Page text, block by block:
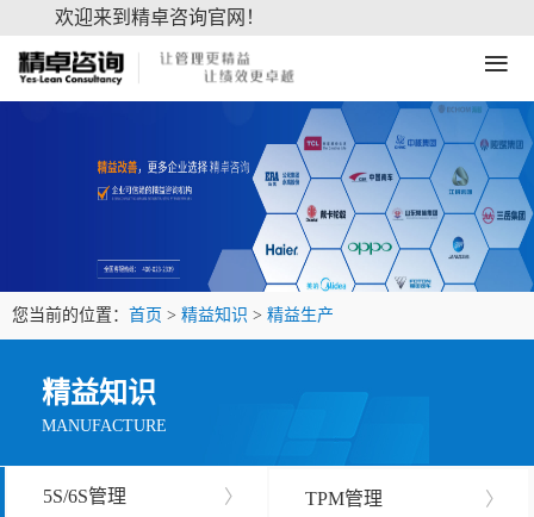
欢迎来到精卓咨询官网！
≡
您当前的位置： 首页 > 精益知识 > 精益生产
精益知识
MANUFACTURE
5S/6S管理 〉 TPM管理 〉